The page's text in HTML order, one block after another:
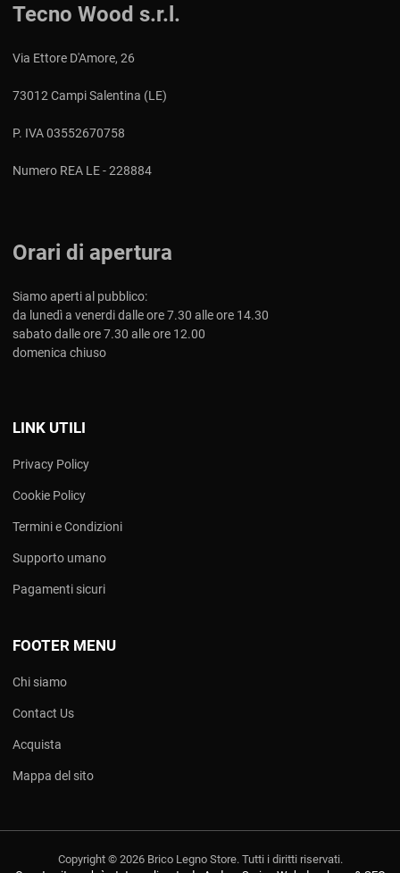
Tecno Wood s.r.l.
Via Ettore D'Amore, 26
73012 Campi Salentina (LE)
P. IVA 03552670758
Numero REA LE - 228884
Orari di apertura
Siamo aperti al pubblico:
da lunedì a venerdi dalle ore 7.30 alle ore 14.30
sabato dalle ore 7.30 alle ore 12.00
domenica chiuso
LINK UTILI
Privacy Policy
Cookie Policy
Termini e Condizioni
Supporto umano
Pagamenti sicuri
FOOTER MENU
Chi siamo
Contact Us
Acquista
Mappa del sito
Copyright © 2026 Brico Legno Store. Tutti i diritti riservati.